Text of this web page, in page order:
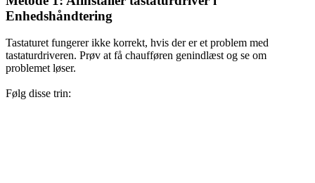
Enhedshåndtering
Tastaturet fungerer ikke korrekt, hvis der er et problem med
tastaturdriveren. Prøv at få chaufføren genindlæst og se om
problemet løser.
Følg disse trin: